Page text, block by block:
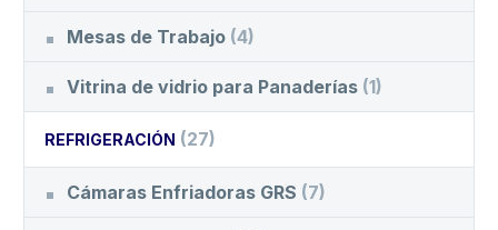
Mesas de Trabajo (4)
Vitrina de vidrio para Panaderías (1)
REFRIGERACIÓN (27)
Cámaras Enfriadoras GRS (7)